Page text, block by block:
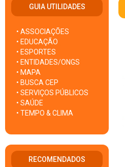
GUIA UTILIDADES
• ASSOCIAÇÕES
• EDUCAÇÃO
• ESPORTES
• ENTIDADES/ONGS
• MAPA
• BUSCA CEP
• SERVIÇOS PÚBLICOS
• SAÚDE
• TEMPO & CLIMA
RECOMENDADOS